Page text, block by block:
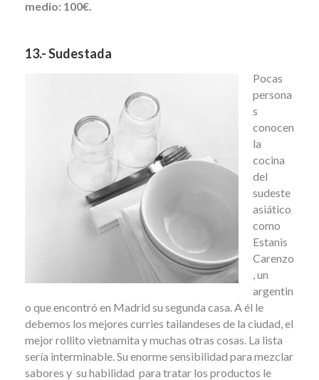
medio: 100€.
13.- Sudestada
Pocas
persona
s
conocen
la
cocina
del
sudeste
asiático
como
Estanis
Carenzo
, un
argentin
o que encontró en Madrid su segunda casa. A él le
debemos los mejores curries tailandeses de la ciudad, el
mejor rollito vietnamita y muchas otras cosas. La lista
sería interminable. Su enorme sensibilidad para mezclar
sabores y su habilidad para tratar los productos le